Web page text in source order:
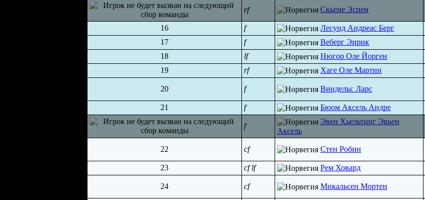
rf Скьеие Эспен
16 f Лесунд Андреас Берг
17
f Веберг Эирик
18
lf Нюгор Оле Йорген
19
rf Хаге Оле Мартин
20 f Виндельс Ларс
21 f Бюом Аксель Андре
f
Эвен Хьельтинг Эвьен
Аксель
22 cf Стен Робин
23 cf lf Рем Ховард
24 cf Микальсен Мортен